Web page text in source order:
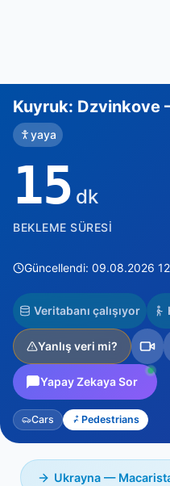
Kuyruk: Dzvinkove
yaya
15 dk
BEKLEME SÜRESI
Güncellendi: 09.08.2026
Veritabanı çalışıyor
Yanlış veri mi?
Yapay Zekaya Sor
Cars Pedestrians
Ukrayna —